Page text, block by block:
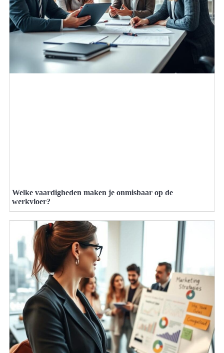
Welke vaardigheden maken je onmisbaar op de
werkvloer?